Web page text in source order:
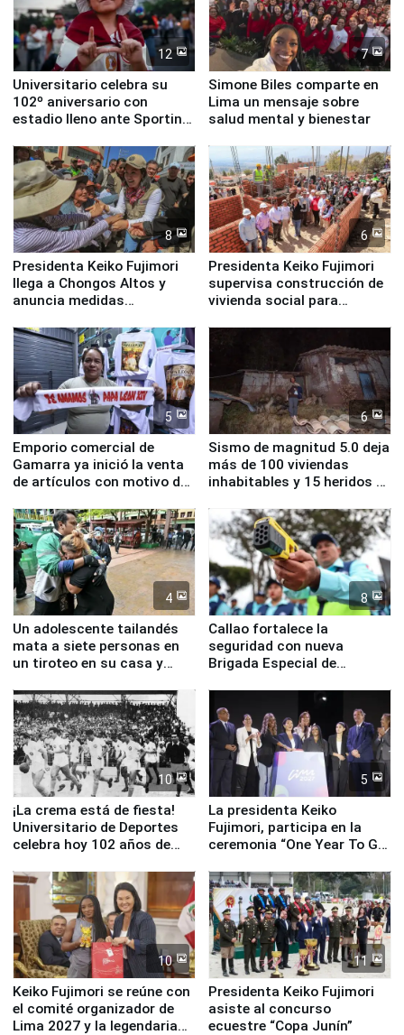
12
Universitario celebra su
102º aniversario con
estadio lleno ante Sporting
7
Simone Biles comparte en
Lima un mensaje sobre
salud mental y bienestar
8
Presidenta Keiko Fujimori
llega a Chongos Altos y
anuncia medidas
educación, salud y empleo
6
Presidenta Keiko Fujimori
supervisa construcción de
vivienda social para
5
Emporio comercial de
Gamarra ya inició la venta
de artículos con motivo de
6
Sismo de magnitud 5.0 deja
más de 100 viviendas
inhabitables y 15 heridos en
4
Un adolescente tailandés
mata a siete personas en
un tiroteo en su casa y
8
Callao fortalece la
seguridad con nueva
Brigada Especial de
equipamiento para
Serenazgo
10
¡La crema está de fiesta!
Universitario de Deportes
celebra hoy 102 años de
5
La presidenta Keiko
Fujimori, participa en la
ceremonia “One Year To Go
10
Keiko Fujimori se reúne con
el comité organizador de
Lima 2027 y la legendaria
11
Presidenta Keiko Fujimori
asiste al concurso
ecuestre “Copa Junín”